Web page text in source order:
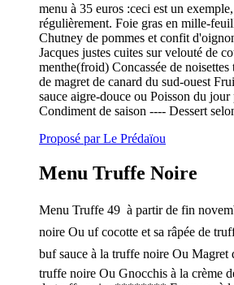
menu à 35 euros :ceci est un
régulièrement. Foie gras en mille-
Chutney de pommes et confit
Jacques justes cuites sur velouté de
menthe(froid) Concassée de
de magret de canard du sud-ouest
sauce aigre-douce ou Poisson du
Condiment de saison ---- Dessert
Proposé par Le Prédaïou
Menu Truffe Noire
Menu Truffe 49  à partir de fin
noire Ou uf cocotte et sa râpée de
buf sauce à la truffe noire Ou Magret
truffe noire Ou Gnocchis à la crème